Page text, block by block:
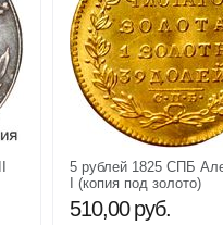
5 рублей 1825 СПБ
I (копия под золото)
510,00 руб.